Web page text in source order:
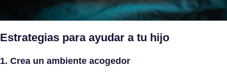
Estrategias para ayudar a tu hijo
1. Crea un ambiente acogedor